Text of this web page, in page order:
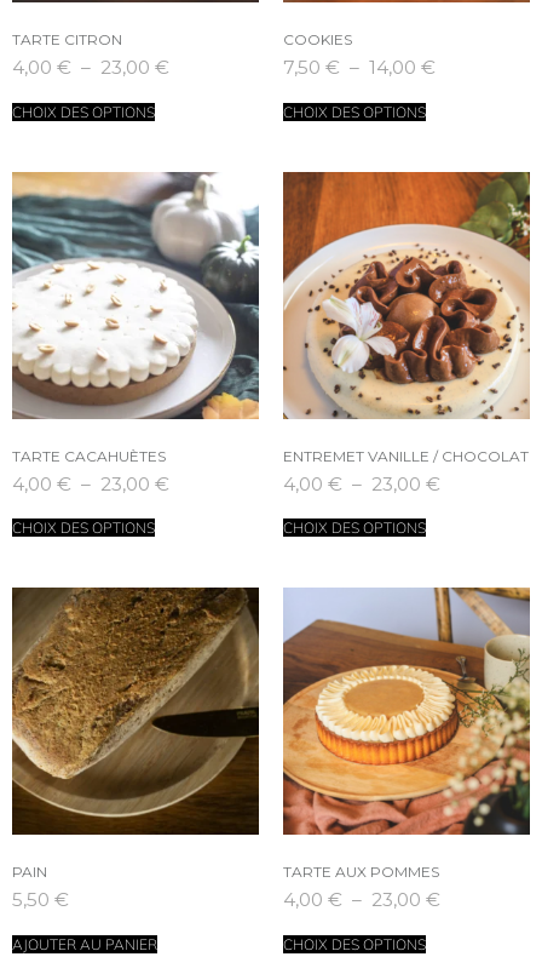
TARTE CITRON
4,00 € – 23,00 €
CHOIX DES OPTIONS
COOKIES
7,50 € – 14,00 €
CHOIX DES OPTIONS
TARTE CACAHUÈTES
4,00 € – 23,00 €
CHOIX DES OPTIONS
ENTREMET VANILLE / CHOCOLAT
4,00 € – 23,00 €
CHOIX DES OPTIONS
PAIN
5,50 €
AJOUTER AU PANIER
TARTE AUX POMMES
4,00 € – 23,00 €
CHOIX DES OPTIONS